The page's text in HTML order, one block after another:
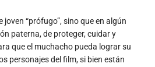
“prófugo”, sino que en algún
paterna, de proteger, cuidar y
que el muchacho pueda lograr su
personajes del film, si bien están